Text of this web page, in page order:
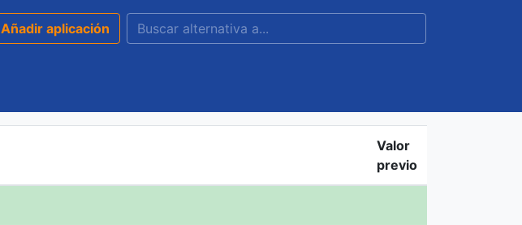
Añadir aplicación
Valor
previo